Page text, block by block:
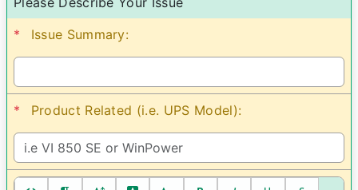
*
Issue Summary:
* Product Related (i.e. UPS Model):